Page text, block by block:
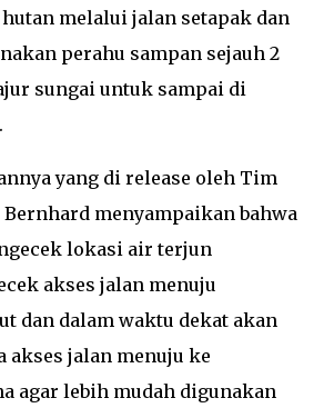
melalui jalan setapak dan
perahu sampan sejauh 2
sungai untuk sampai di
yang di release oleh Tim
Bernhard menyampaikan bahwa
lokasi air terjun
akses jalan menuju
dan dalam waktu dekat akan
akses jalan menuju ke
agar lebih mudah digunakan